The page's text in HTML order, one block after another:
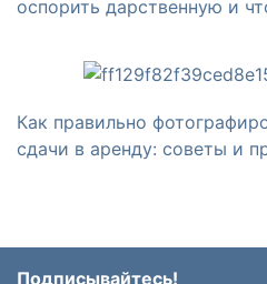
оспорить дарственную и
Как правильно
сдачи в аренду: советы и
Подписывайтесь!